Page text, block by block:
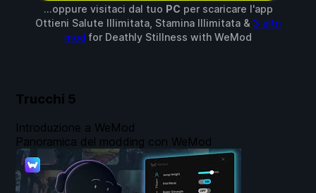
...oppure visitaci dal tuo PC per scaricare l'app
Ottieni Salute Illimitata, Stamina Illimitata & 3 altri
mod for Deathly Stillness with WeMod
Trucchi 5
Introduzione a WeMod
Panoramica del modding con WeMod